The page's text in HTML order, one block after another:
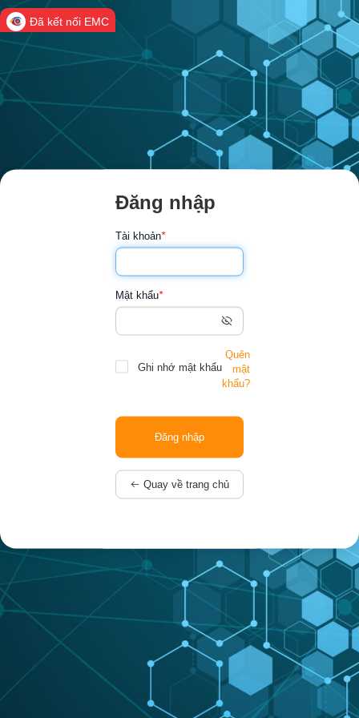
Đăng nhập
Tài khoản*
Mật khẩu*
Ghi nhớ mật khẩu
Quên
mật
khẩu?
Quay về trang chủ
Đã kết nối EMC